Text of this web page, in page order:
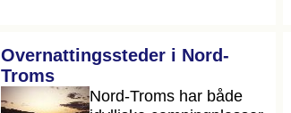
Overnattingssteder i Nord-
Troms
Nord-Troms har både